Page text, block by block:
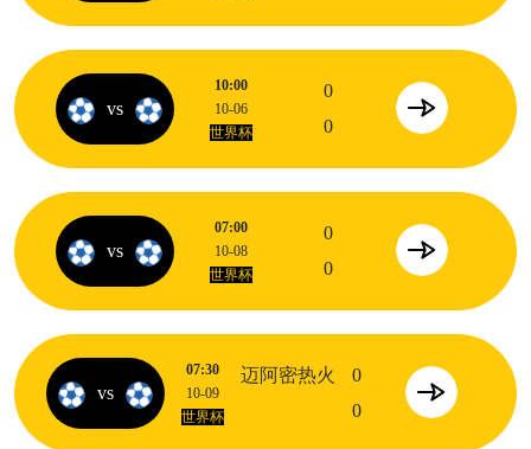
vs
10:00
10-06
世界杯
0
0
vs
07:00
10-08
世界杯
0
0
vs
07:30
10-09
世界杯
迈阿密热火
0
0